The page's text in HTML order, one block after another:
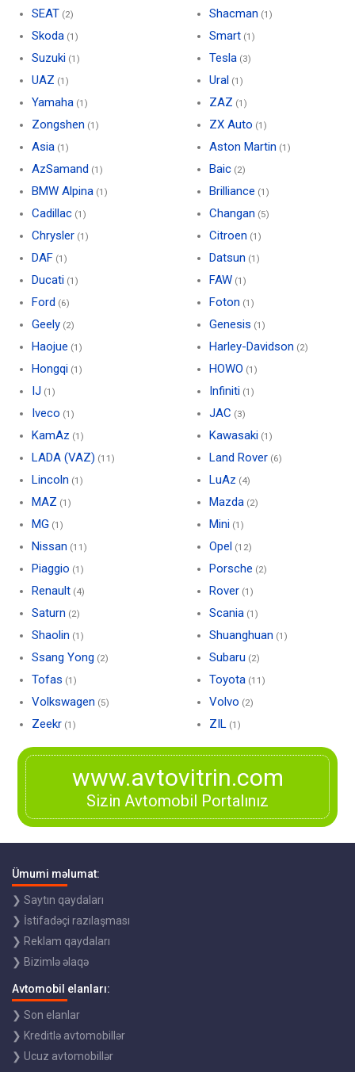
SEAT (2)
Skoda (1)
Suzuki (1)
UAZ (1)
Yamaha (1)
Zongshen (1)
Shacman (1)
Smart (1)
Tesla (3)
Ural (1)
ZAZ (1)
ZX Auto (1)
Asia (1)
AzSamand (1)
BMW Alpina (1)
Cadillac (1)
Chrysler (1)
DAF (1)
Ducati (1)
Ford (6)
Geely (2)
Haojue (1)
Hongqi (1)
IJ (1)
Iveco (1)
KamAz (1)
LADA (VAZ) (11)
Lincoln (1)
MAZ (1)
MG (1)
Nissan (11)
Piaggio (1)
Renault (4)
Saturn (2)
Shaolin (1)
Ssang Yong (2)
Tofas (1)
Volkswagen (5)
Zeekr (1)
Aston Martin (1)
Baic (2)
Brilliance (1)
Changan (5)
Citroen (1)
Datsun (1)
FAW (1)
Foton (1)
Genesis (1)
Harley-Davidson (2)
HOWO (1)
Infiniti (1)
JAC (3)
Kawasaki (1)
Land Rover (6)
LuAz (4)
Mazda (2)
Mini (1)
Opel (12)
Porsche (2)
Rover (1)
Scania (1)
Shuanghuan (1)
Subaru (2)
Toyota (11)
Volvo (2)
ZIL (1)
www.avtovitrin.com
Sizin Avtomobil Portalınız
Ümumi məlumat:
❯ Saytın qaydaları
❯ İstifadəçi razılaşması
❯ Reklam qaydaları
❯ Bizimlə əlaqə
Avtomobil elanları:
❯ Son elanlar
❯ Kreditlə avtomobillər
❯ Ucuz avtomobillər